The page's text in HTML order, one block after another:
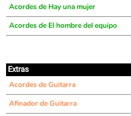
Acordes de Hay una mujer
Acordes de El hombre del equipo
Extras
Acordes de Guitarra
Afinador de Guitarra